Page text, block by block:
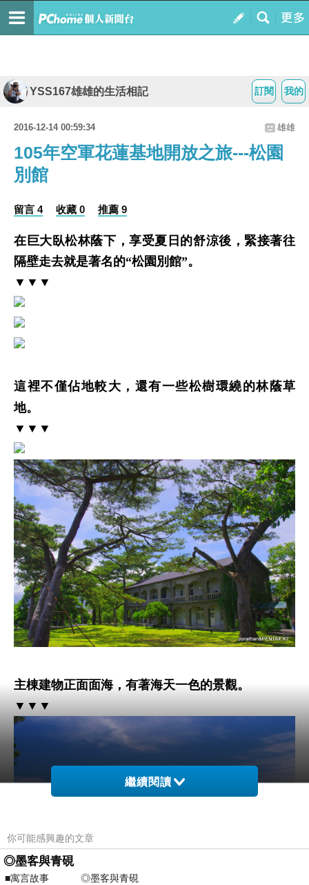
我的
訂閱
YSS167雄雄的生活相記
2016-12-14 00:59:34 雄雄
105年空軍花蓮基地開放之旅---松園
別館
留言 4 收藏 0 推薦 9
在巨大臥松林蔭下，享受夏日的舒涼後，緊接著往
隔壁走去就是著名的“松園別館”。
▼▼▼
這裡不僅佔地較大，還有一些松樹環繞的林蔭草
地。
▼▼▼
主棟建物正面面海，有著海天一色的景觀。
▼▼▼
繼續閱讀
你可能感興趣的文章
◎墨客與青硯
■寓言故事 ◎墨客與青硯